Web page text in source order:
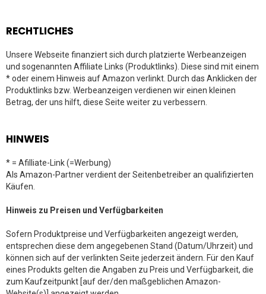
RECHTLICHES
Unsere Webseite finanziert sich durch platzierte Werbeanzeigen
und sogenannten Affiliate Links (Produktlinks). Diese sind mit einem
* oder einem Hinweis auf Amazon verlinkt. Durch das Anklicken der
Produktlinks bzw. Werbeanzeigen verdienen wir einen kleinen
Betrag, der uns hilft, diese Seite weiter zu verbessern.
HINWEIS
* = Afilliate-Link (=Werbung)
Als Amazon-Partner verdient der Seitenbetreiber an qualifizierten
Käufen.
Hinweis zu Preisen und Verfügbarkeiten
Sofern Produktpreise und Verfügbarkeiten angezeigt werden,
entsprechen diese dem angegebenen Stand (Datum/Uhrzeit) und
können sich auf der verlinkten Seite jederzeit ändern. Für den Kauf
eines Produkts gelten die Angaben zu Preis und Verfügbarkeit, die
zum Kaufzeitpunkt [auf der/den maßgeblichen Amazon-